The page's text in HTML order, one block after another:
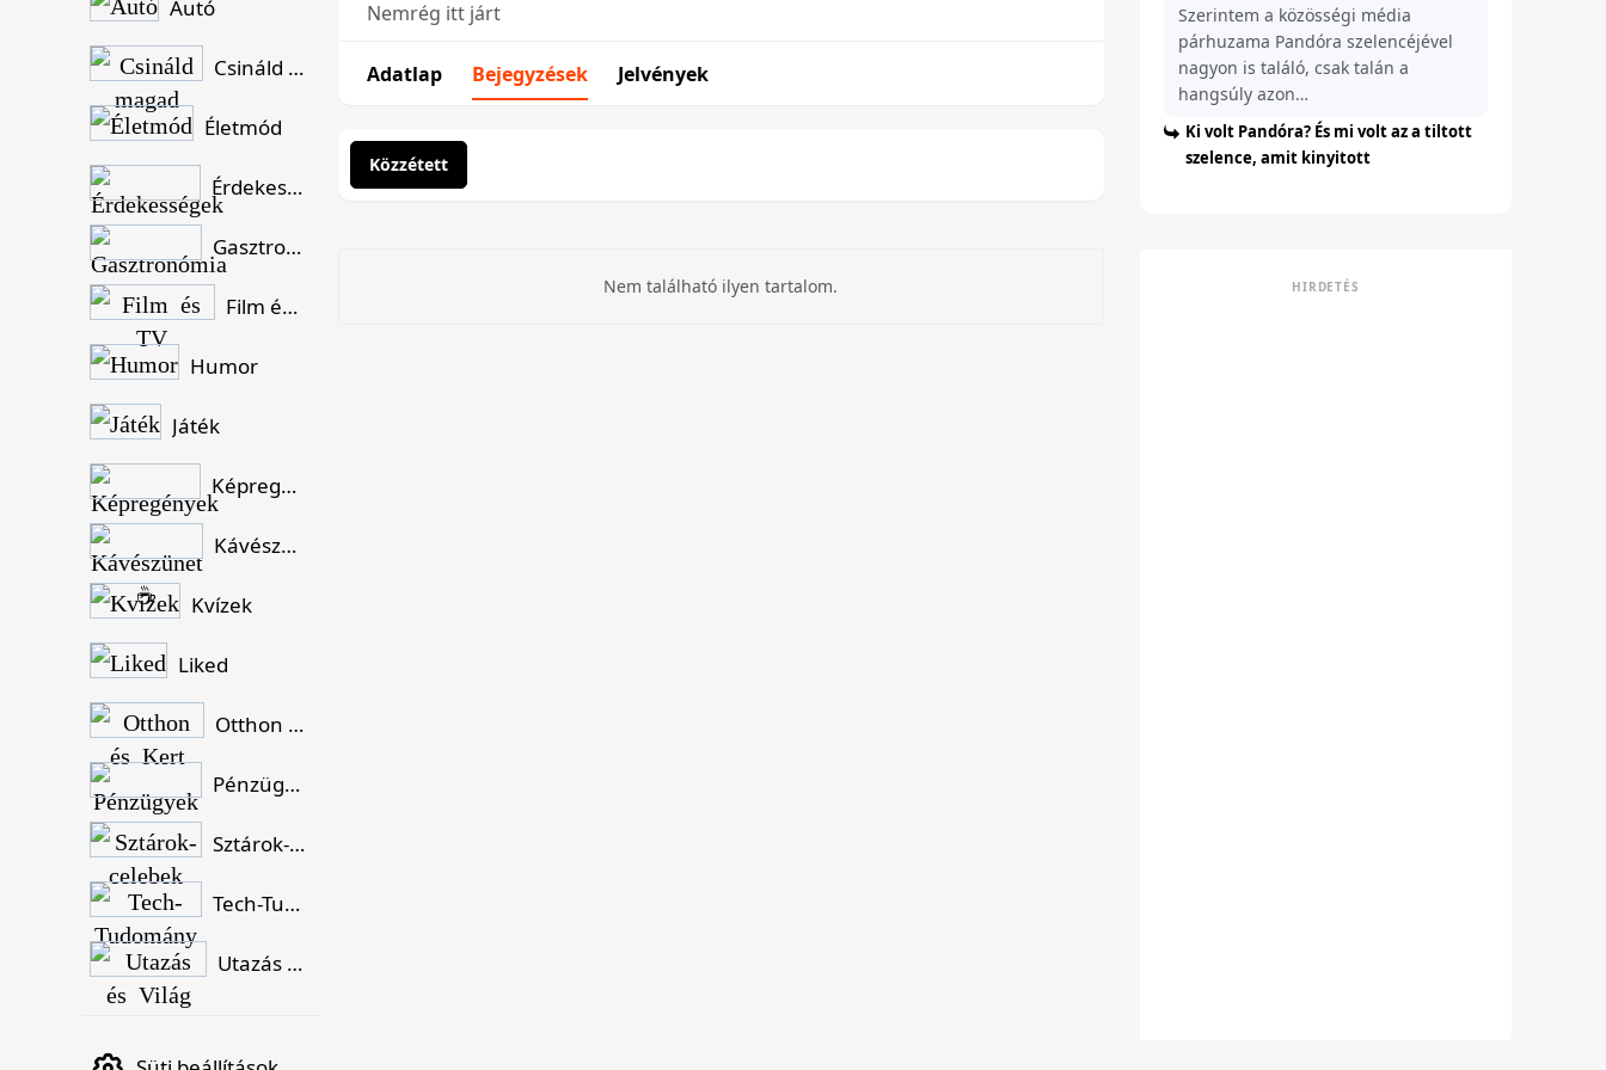
Autó
Csináld magad
Életmód
Érdekességek
Gasztronómia
Film és TV
Humor
Játék
Képregények
Kávészünet ☕
Kvízek
Liked
Otthon és Kert
Pénzügyek
Sztárok-celebek
Tech-Tudomány
Utazás és Világ
Nemrég itt járt
Adatlap Bejegyzések Jelvények
Közzétett
Nem található ilyen tartalom.
Szerintem a közösségi média
párhuzama Pandóra szelencéjével
nagyon is találó, csak talán a
hangsúly azon…
Ki volt Pandóra? És mi volt az a tiltott
szelence, amit kinyitott
HIRDETÉS